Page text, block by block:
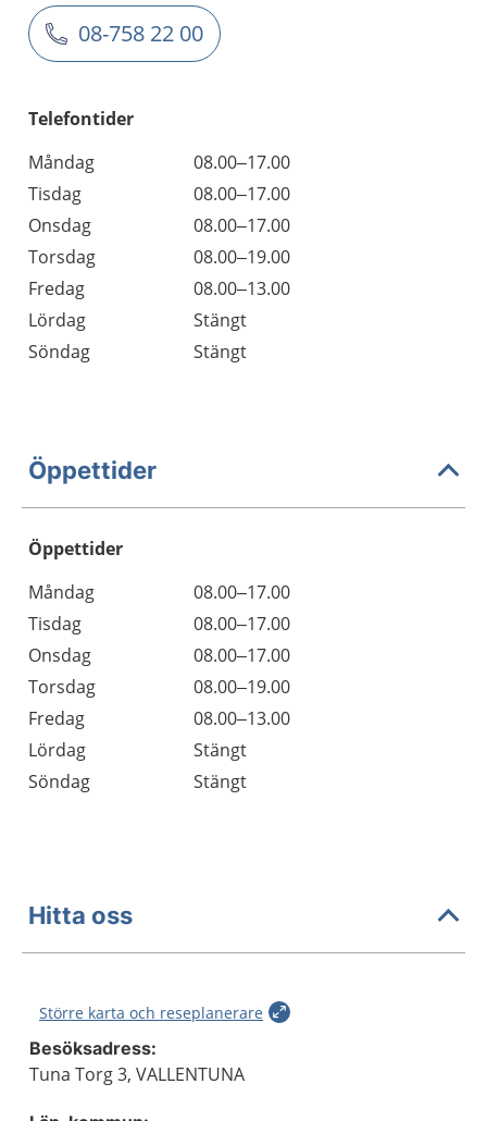
08-758 22 00
Telefontider
Måndag
08.00–17.00
Tisdag
08.00–17.00
Onsdag
08.00–17.00
Torsdag
08.00–19.00
Fredag
08.00–13.00
Lördag
Stängt
Söndag
Stängt
Öppettider
Öppettider
Dag
Öppettider
Kommentarer
Måndag
08.00–17.00
Tisdag
08.00–17.00
Onsdag
08.00–17.00
Torsdag
08.00–19.00
Fredag
08.00–13.00
Lördag
Stängt
Söndag
Stängt
Hitta oss
Större karta och reseplanerare
Besöksadress:
Tuna Torg 3, VALLENTUNA